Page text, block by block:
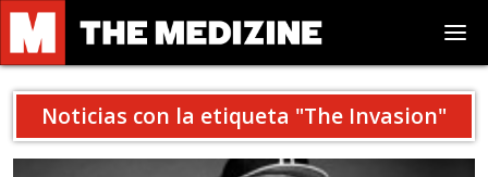
Noticias con la etiqueta "The Invasion"